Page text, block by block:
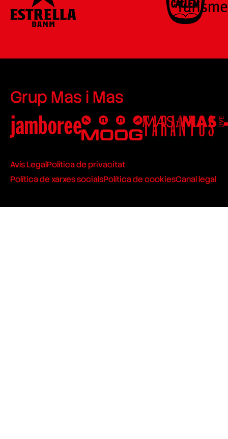
Grup Mas i Mas
Avís LegalPolítica de privacitat
Política de xarxes socialsPolítica de cookiesCanal legal